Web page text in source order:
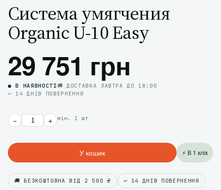
Система умягчения
Organic U-10 Easy
29 751 грн
● В НАЯВНОСТІ🚚 ДОСТАВКА ЗАВТРА ДО 18:00
↩️ 14 ДНІВ ПОВЕРНЕННЯ
− + мін. 1 шт
У кошик ⚡ В 1 клік
🚚 БЕЗКОШТОВНА ВІД 2 500 ₴ ↩️ 14 ДНІВ ПОВЕРНЕННЯ